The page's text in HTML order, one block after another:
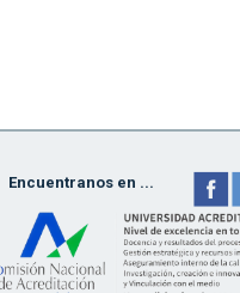
Encuentranos en ...